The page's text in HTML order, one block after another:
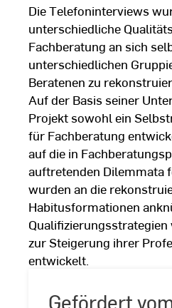
Die Telefoninterviews
unterschiedliche
Fachberatung an sich
unterschiedlichen
Beratenen zu
Auf der Basis seiner
Projekt sowohl ein
für Fachberatung
auf die in
auftretenden Dilemmata
wurden an die
Habitusformationen
zur Steigerung ihrer
entwickelt.
Gefördert